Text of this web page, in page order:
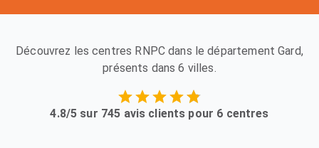
Découvrez les centres RNPC dans le département Gard,
présents dans 6 villes.
4.8/5 sur 745 avis clients pour 6 centres